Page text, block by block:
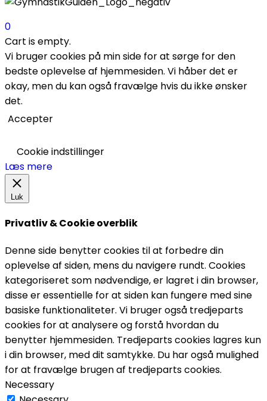
0
Cart is empty.
Vi bruger cookies på min side for at sørge for den
bedste oplevelse af hjemmesiden. Vi håber det er
okay, men du kan også fravælge hvis du ikke ønsker
det.
Accepter
Cookie indstillinger
Læs mere
Luk
Privatliv & Cookie overblik
Denne side benytter cookies til at forbedre din
oplevelse af siden, mens du navigere rundt. Cookies
kategoriseret som nødvendige, er lagret i din browser,
disse er essentielle for at siden kan fungere med sine
basiske funktionaliteter. Vi bruger også tredjeparts
cookies for at analysere og forstå hvordan du
benytter hjemmesiden. Tredjeparts cookies lagres kun
i din browser, med dit samtykke. Du har også mulighed
for at fravælge brugen af tredjeparts cookies.
Necessary